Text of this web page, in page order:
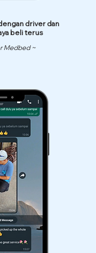
driver dan
beli terus
Medbed ~